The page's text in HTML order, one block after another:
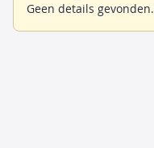
Geen details gevonden.